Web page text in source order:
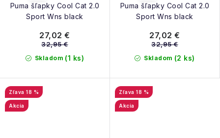
Puma šľapky Cool Cat 2.0
Sport Wns black
Skladom (1 ks)
27,02 €
32,95 €
Puma šľapky Cool Cat 2.0
Sport Wns black
Skladom (2 ks)
27,02 €
32,95 €
18 %
Akcia
18 %
Akcia